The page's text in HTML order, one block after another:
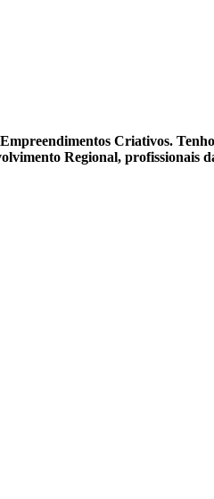
Criativos.
Regional, profissionais